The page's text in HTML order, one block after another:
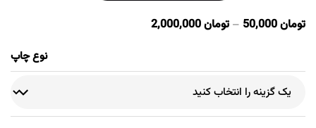
تومان – تومان
نوع چاپ